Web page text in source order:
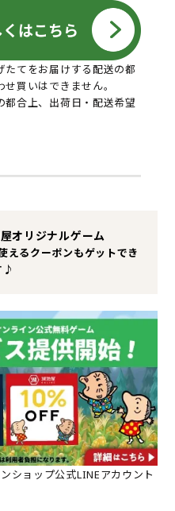
てをお届けする配送の都
買いはできません。
合上、出荷日・配送希望
オリジナルゲーム
えるクーポンもゲットでき
♪
ショップ公式LINEアカウント